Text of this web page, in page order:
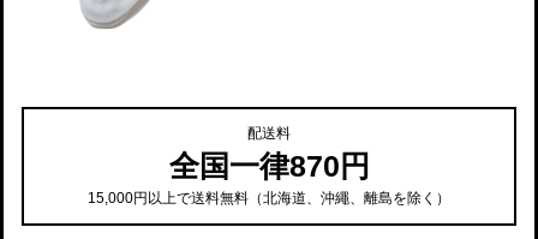
配送料
全国一律870円
15,000円以上で送料無料（北海道、沖繩、離島を除く）